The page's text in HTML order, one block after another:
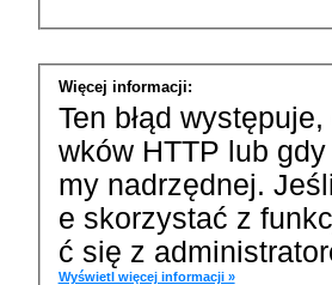
Więcej informacji:
Ten błąd
wków HTTP lub
my nadrzędnej.
e skorzystać z
ć się z
Wyświetl więcej informacji »